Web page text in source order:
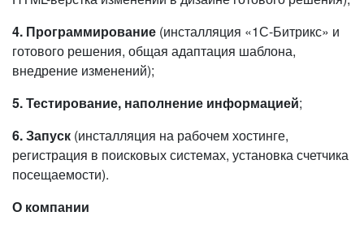
4. Программирование (инсталляция «1С-Битрикс» и
готового решения, общая адаптация шаблона,
внедрение изменений);
5. Тестирование, наполнение информацией;
6. Запуск (инсталляция на рабочем хостинге,
регистрация в поисковых системах, установка счетчика
посещаемости).
О компании